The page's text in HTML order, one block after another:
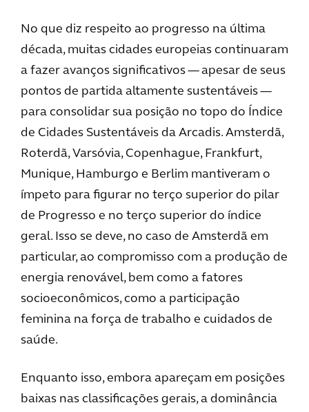
No que diz respeito ao progresso na última
década, muitas cidades europeias continuaram
a fazer avanços significativos — apesar de seus
pontos de partida altamente sustentáveis —
para consolidar sua posição no topo do Índice
de Cidades Sustentáveis da Arcadis. Amsterdã,
Roterdã, Varsóvia, Copenhague, Frankfurt,
Munique, Hamburgo e Berlim mantiveram o
ímpeto para figurar no terço superior do pilar
de Progresso e no terço superior do índice
geral. Isso se deve, no caso de Amsterdã em
particular, ao compromisso com a produção de
energia renovável, bem como a fatores
socioeconômicos, como a participação
feminina na força de trabalho e cuidados de
saúde.
Enquanto isso, embora apareçam em posições
baixas nas classificações gerais, a dominância